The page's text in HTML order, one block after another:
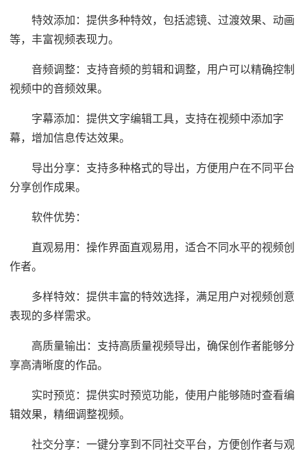
特效添加：提供多种特效，包括滤镜、过渡效果、动画
等，丰富视频表现力。
音频调整：支持音频的剪辑和调整，用户可以精确控制
视频中的音频效果。
字幕添加：提供文字编辑工具，支持在视频中添加字
幕，增加信息传达效果。
导出分享：支持多种格式的导出，方便用户在不同平台
分享创作成果。
软件优势：
直观易用：操作界面直观易用，适合不同水平的视频创
作者。
多样特效：提供丰富的特效选择，满足用户对视频创意
表现的多样需求。
高质量输出：支持高质量视频导出，确保创作者能够分
享高清晰度的作品。
实时预览：提供实时预览功能，使用户能够随时查看编
辑效果，精细调整视频。
社交分享：一键分享到不同社交平台，方便创作者与观